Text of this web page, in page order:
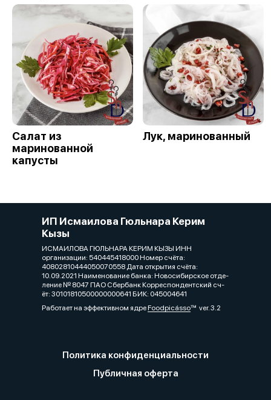
Салат из
маринованной
капусты
Лук, маринованный
ИП Исмаилова Гюльнара Керим
Кызы
ИСМАИЛОВА ГЮЛЬНАРА КЕРИМ КЫЗЫ ИНН
организации:​ 540445418000 Номер счёта:​
40802810444050070558 Дата открытия счёта:
10.09.2021 Наименование банка: Новосибирское отде­
ление № 8047 ПАО Сбе­рбанк Корреспондентский сч­
ёт:​ 30101810500000000641 БИК:​ 045004641
Работает на эффективном ядреFoodpicássover. 3.2
Политика конфиденциальности
Публичная оферта